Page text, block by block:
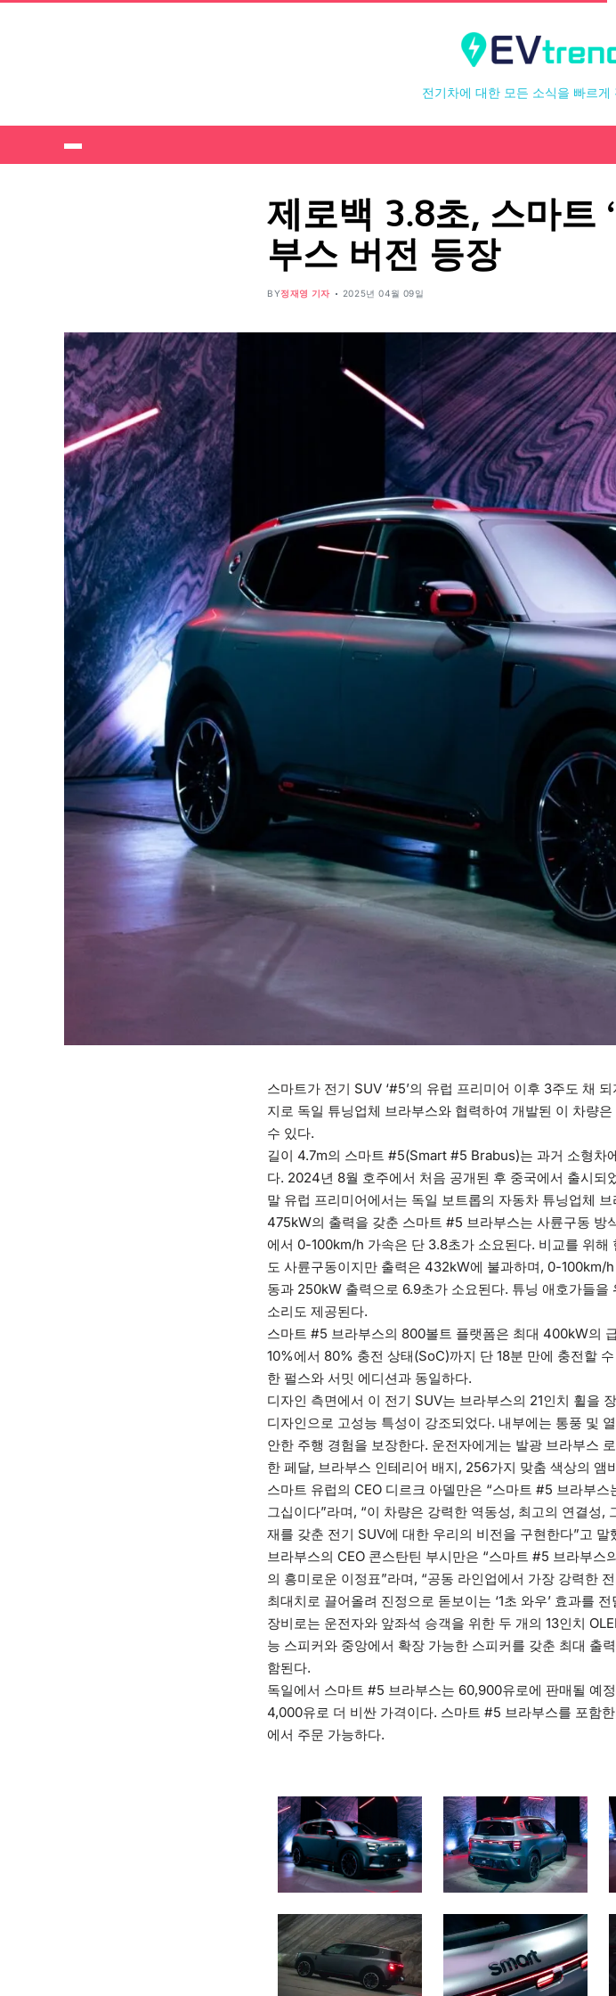
전기차에 대한 모든 소식을 빠르게
제로백 3.8초, 스마트
부스 버전 등장
BY정재영 기자 2025년 04월 09일
스마트가 전기 SUV ‘#5’의 유럽 프리미어 이후 3주도 채
지로 독일 튜닝업체 브라부스와 협력하여 개발된 이 차량
수 있다.
길이 4.7m의 스마트 #5(Smart #5 Brabus)는 과거 소형차
다. 2024년 8월 호주에서 처음 공개된 후 중국에서 출시되
말 유럽 프리미어에서는 독일 보트롭의 자동차 튜닝업체
475kW의 출력을 갖춘 스마트 #5 브라부스는 사륜구동 방
에서 0-100km/h 가속은 단 3.8초가 소요된다. 비교를 위
도 사륜구동이지만 출력은 432kW에 불과하며, 0-100km/
동과 250kW 출력으로 6.9초가 소요된다. 튜닝 애호가들
소리도 제공된다.
스마트 #5 브라부스의 800볼트 플랫폼은 최대 400kW의
10%에서 80% 충전 상태(SoC)까지 단 18분 만에 충전할
한 펄스와 서밋 에디션과 동일하다.
디자인 측면에서 이 전기 SUV는 브라부스의 21인치 휠을
디자인으로 고성능 특성이 강조되었다. 내부에는 통풍 및
안한 주행 경험을 보장한다. 운전자에게는 발광 브라부스
한 페달, 브라부스 인테리어 배지, 256가지 맞춤 색상의 앰
스마트 유럽의 CEO 디르크 아델만은 “스마트 #5 브라부
그십이다”라며, “이 차량은 강력한 역동성, 최고의 연결성
재를 갖춘 전기 SUV에 대한 우리의 비전을 구현한다”고 말
브라부스의 CEO 콘스탄틴 부시만은 “스마트 #5 브라부
의 흥미로운 이정표”라며, “공동 라인업에서 가장 강력한
최대치로 끌어올려 진정으로 돋보이는 ‘1초 와우’ 효과를
장비로는 운전자와 앞좌석 승객을 위한 두 개의 13인치
능 스피커와 중앙에서 확장 가능한 스피커를 갖춘 최대 출
함된다.
독일에서 스마트 #5 브라부스는 60,900유로에 판매될 예
4,000유로 더 비싼 가격이다. 스마트 #5 브라부스를 포함
에서 주문 가능하다.